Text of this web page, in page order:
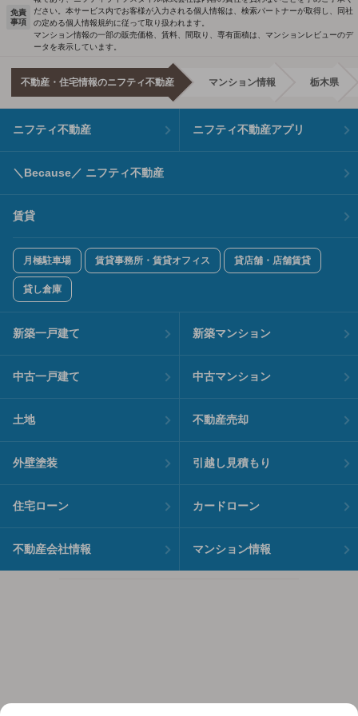
免責
事項
ださい。本サービス内でお客様が入力される個人情報は、検索パートナーが取得し、同社
の定める個人情報規約に従って取り扱われます。
マンション情報の一部の販売価格、賃料、間取り、専有面積は、マンションレビューのデ
ータを表示しています。
不動産・住宅情報のニフティ不動産 マンション情報 栃木県
ニフティ不動産 ニフティ不動産アプリ
＼Because／ ニフティ不動産
賃貸
月極駐車場 賃貸事務所・賃貸オフィス 貸店舗・店舗賃貸
貸し倉庫
新築一戸建て 新築マンション
中古一戸建て 中古マンション
土地 不動産売却
外壁塗装 引越し見積もり
住宅ローン カードローン
不動産会社情報 マンション情報